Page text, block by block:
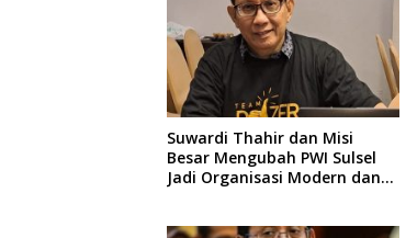
Suwardi Thahir dan Misi
Besar Mengubah PWI Sulsel
Jadi Organisasi Modern dan